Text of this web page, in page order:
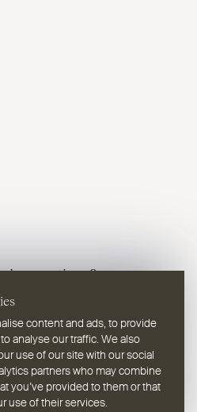
content and ads, to provide
analyse our traffic. We also
use of our site with our social
partners who may combine
you’ve provided to them or that
use of their services.
des questions ?